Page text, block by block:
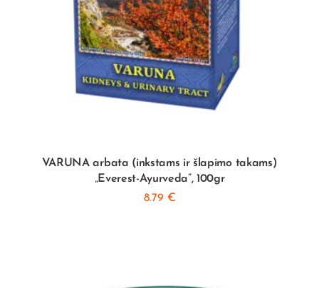
VARUNA arbata (inkstams ir šlapimo takams)
„Everest-Ayurveda”, 100gr
8.79 €